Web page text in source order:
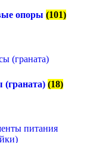
опоры (101)
(18)